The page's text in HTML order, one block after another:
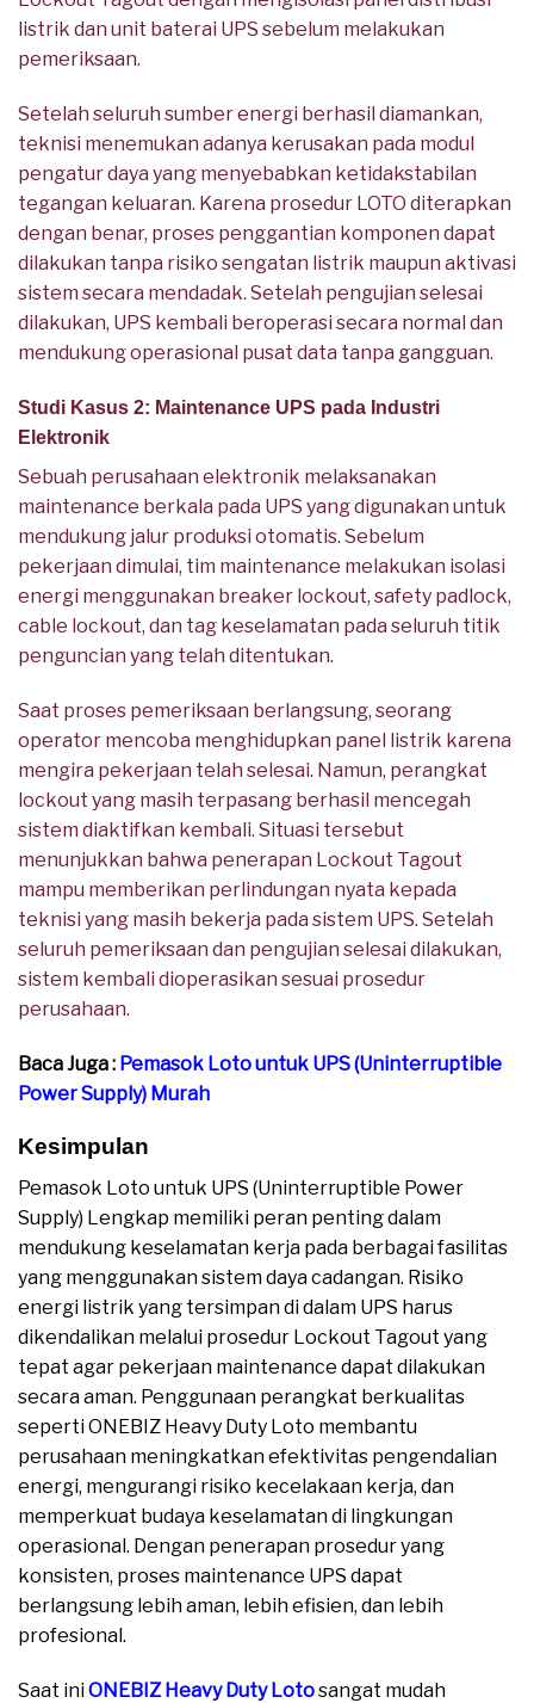
listrik dan unit baterai UPS sebelum melakukan
pemeriksaan.
Setelah seluruh sumber energi berhasil diamankan,
teknisi menemukan adanya kerusakan pada modul
pengatur daya yang menyebabkan ketidakstabilan
tegangan keluaran. Karena prosedur LOTO diterapkan
dengan benar, proses penggantian komponen dapat
dilakukan tanpa risiko sengatan listrik maupun aktivasi
sistem secara mendadak. Setelah pengujian selesai
dilakukan, UPS kembali beroperasi secara normal dan
mendukung operasional pusat data tanpa gangguan.
Studi Kasus 2: Maintenance UPS pada Industri
Elektronik
Sebuah perusahaan elektronik melaksanakan
maintenance berkala pada UPS yang digunakan untuk
mendukung jalur produksi otomatis. Sebelum
pekerjaan dimulai, tim maintenance melakukan isolasi
energi menggunakan breaker lockout, safety padlock,
cable lockout, dan tag keselamatan pada seluruh titik
penguncian yang telah ditentukan.
Saat proses pemeriksaan berlangsung, seorang
operator mencoba menghidupkan panel listrik karena
mengira pekerjaan telah selesai. Namun, perangkat
lockout yang masih terpasang berhasil mencegah
sistem diaktifkan kembali. Situasi tersebut
menunjukkan bahwa penerapan Lockout Tagout
mampu memberikan perlindungan nyata kepada
teknisi yang masih bekerja pada sistem UPS. Setelah
seluruh pemeriksaan dan pengujian selesai dilakukan,
sistem kembali dioperasikan sesuai prosedur
perusahaan.
Baca Juga : Pemasok Loto untuk UPS (Uninterruptible
Power Supply) Murah
Kesimpulan
Pemasok Loto untuk UPS (Uninterruptible Power
Supply) Lengkap memiliki peran penting dalam
mendukung keselamatan kerja pada berbagai fasilitas
yang menggunakan sistem daya cadangan. Risiko
energi listrik yang tersimpan di dalam UPS harus
dikendalikan melalui prosedur Lockout Tagout yang
tepat agar pekerjaan maintenance dapat dilakukan
secara aman. Penggunaan perangkat berkualitas
seperti ONEBIZ Heavy Duty Loto membantu
perusahaan meningkatkan efektivitas pengendalian
energi, mengurangi risiko kecelakaan kerja, dan
memperkuat budaya keselamatan di lingkungan
operasional. Dengan penerapan prosedur yang
konsisten, proses maintenance UPS dapat
berlangsung lebih aman, lebih efisien, dan lebih
profesional.
Saat iniONEBIZ Heavy Duty Lotosangat mudah